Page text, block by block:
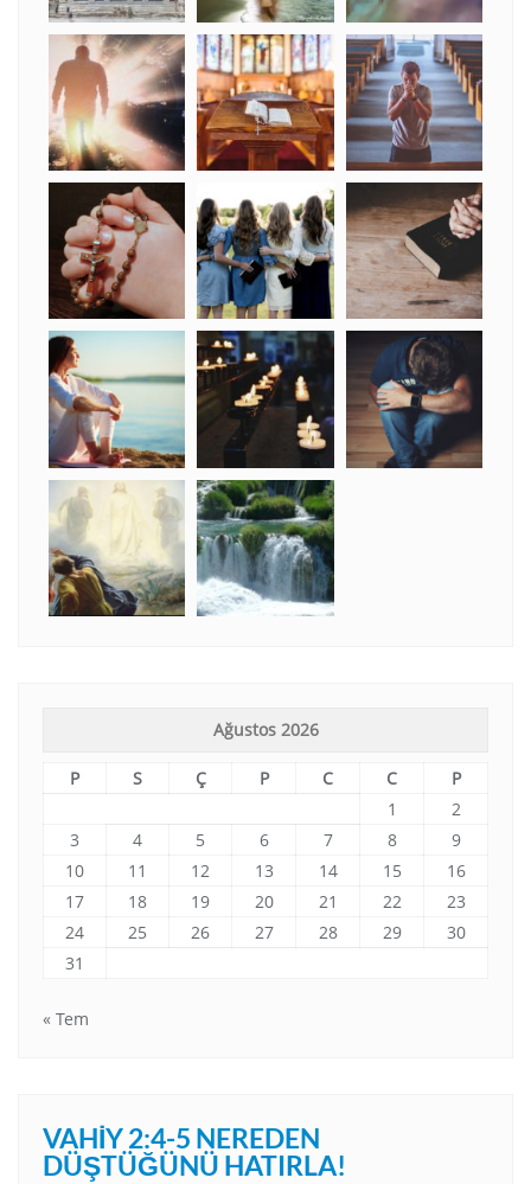
Ağustos 2026
P S Ç P C C
P
1
2
3
4 5 6 7 8
9
10
11 12 13 14 15
16
17
18 19 20 21 22
23
24
25 26 27 28 29
30
31
« Tem
VAHIY 2:4-5 NEREDEN
DÜŞTÜĞÜNÜ HATIRLA!